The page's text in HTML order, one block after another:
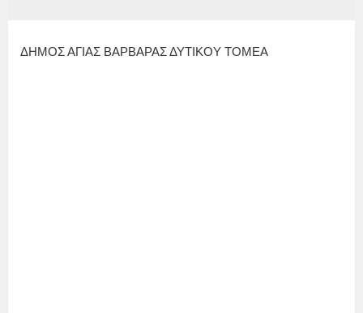
ΔΗΜΟΣ ΑΓΙΑΣ ΒΑΡΒΑΡΑΣ ΔΥΤΙΚΟΥ ΤΟΜΕΑ